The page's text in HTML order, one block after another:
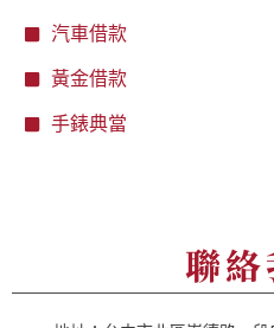
汽車借款
黃金借款
手錶典當
聯絡